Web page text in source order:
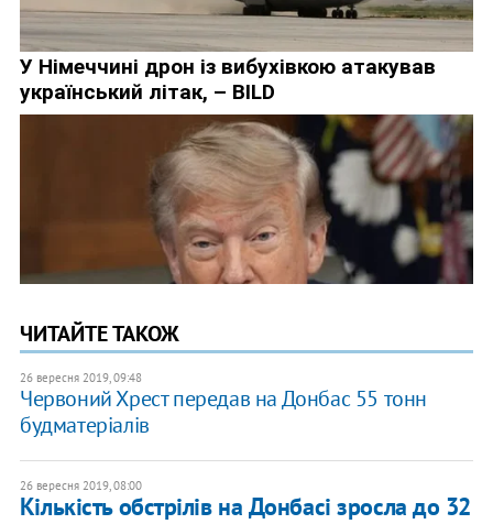
ЧИТАЙТЕ ТАКОЖ
26 вересня 2019, 09:48
Червоний Хрест передав на Донбас 55 тонн
будматеріалів
26 вересня 2019, 08:00
Кількість обстрілів на Донбасі зросла до 32